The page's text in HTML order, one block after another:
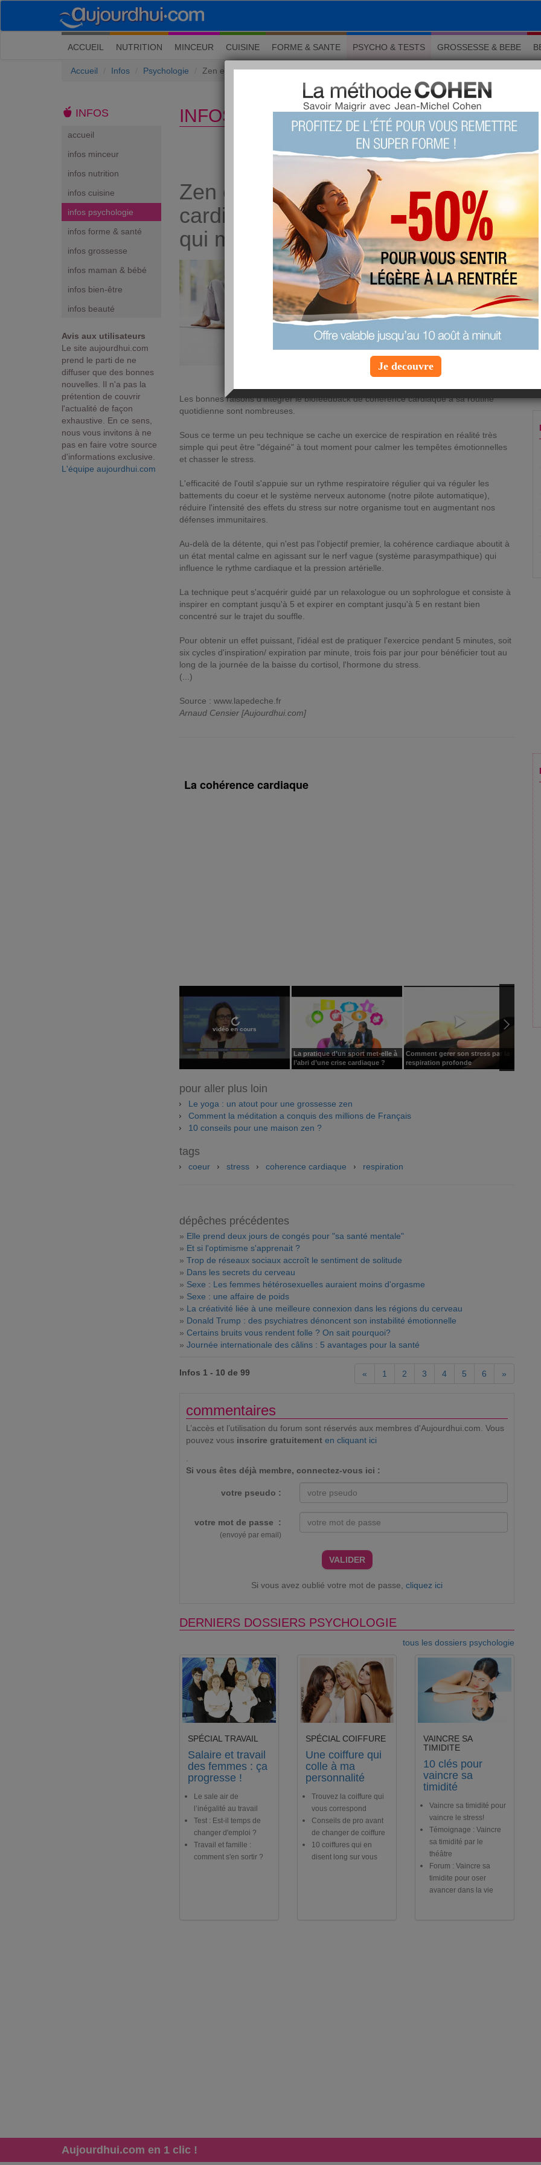
ACCUEIL (current)
NUTRITION MINCEUR CUISINE FORME & SANTE PSYCHO & TESTS GROSSESSE & BEBE
Accueil Infos Psychologie Zen en 2018 : la cohérence cardiaque, l'exercice de respiration qui met le stress KO
INFOS
accueil
infos minceur
infos nutrition
infos cuisine
infos psychologie
infos forme & santé
infos grossesse
infos maman & bébé
infos bien-être
infos beauté
Avis aux utilisateurs
Le site aujourdhui.com
prend le parti de ne
diffuser que des bonnes
nouvelles. Il n'a pas la
prétention de couvrir
l'actualité de façon
exhaustive. En ce sens,
nous vous invitons à ne
pas en faire votre source
d'informations exclusive.
L'équipe aujourdhui.com
INFOS PSYCHOLOGIE
Zen en 2018 : la cohérence
cardiaque, l'exercice de respiration
qui met le stress KO
Si mieux gérer votre stress est l'un de vos
objectifs pour cette nouvelle année, apprendre
à respirer est un moyen rapide et économique
pour y parvenir. Optez pour la cohérence
cardiaque, une méthode rythmée de
respiration précieuse pour abaisser le cortisol,
l'hormone du stress.
Mardi 2 janvier 2018 à 7:30 |
Psychologie
Les bonnes raisons d'intégrer le biofeedback de cohérence cardiaque à sa routine
quotidienne sont nombreuses.
Sous ce terme un peu technique se cache un exercice de respiration en réalité très
simple qui peut être "dégainé" à tout moment pour calmer les tempêtes émotionnelles
et chasser le stress.
L'efficacité de l'outil s'appuie sur un rythme respiratoire régulier qui va réguler les
battements du coeur et le système nerveux autonome (notre pilote automatique),
réduire l'intensité des effets du stress sur notre organisme tout en augmentant nos
défenses immunitaires.
Au-delà de la détente, qui n'est pas l'objectif premier, la cohérence cardiaque aboutit à
un état mental calme en agissant sur le nerf vague (système parasympathique) qui
influence le rythme cardiaque et la pression artérielle.
La technique peut s'acquérir guidé par un relaxologue ou un sophrologue et consiste à
inspirer en comptant jusqu'à 5 et expirer en comptant jusqu'à 5 en restant bien
concentré sur le trajet du souffle.
Pour obtenir un effet puissant, l'idéal est de pratiquer l'exercice pendant 5 minutes, soit
six cycles d'inspiration/ expiration par minute, trois fois par jour pour bénéficier tout au
long de la journée de la baisse du cortisol, l'hormone du stress.
(...)
Source : www.lapedeche.fr
Arnaud Censier [Aujourdhui.com]
La cohérence cardiaque
vidéo en cours
La pratique d’un sport met-elle à
l’abri d’une crise cardiaque ?
Comment gerer son stress par la
respiration profonde
pour aller plus loin
Le yoga : un atout pour une grossesse zen
Comment la méditation a conquis des millions de Français
10 conseils pour une maison zen ?
tags
coeur stress coherence cardiaque respiration
dépêches précédentes
» Elle prend deux jours de congés pour "sa santé mentale"
» Et si l'optimisme s'apprenait ?
» Trop de réseaux sociaux accroît le sentiment de solitude
» Dans les secrets du cerveau
» Sexe : Les femmes hétérosexuelles auraient moins d'orgasme
» Sexe : une affaire de poids
» La créativité liée à une meilleure connexion dans les régions du cerveau
» Donald Trump : des psychiatres dénoncent son instabilité émotionnelle
» Certains bruits vous rendent folle ? On sait pourquoi?
» Journée internationale des câlins : 5 avantages pour la santé
Infos 1 - 10 de 99 « 1 2 3 4 5 6 »
commentaires
L’accès et l’utilisation du forum sont réservés aux membres d'Aujourdhui.com. Vous
pouvez vous inscrire gratuitement en cliquant ici
Si vous êtes déjà membre, connectez-vous ici :
votre pseudo :
votre mot de passe :
(envoyé par email)
VALIDER
Si vous avez oublié votre mot de passe, cliquez ici
DERNIERS DOSSIERS PSYCHOLOGIE
tous les dossiers psychologie
SPÉCIAL TRAVAIL
Salaire et travail
des femmes : ça
progresse !
Le sale air de
l’inégalité au travail
Test : Est-il temps de
changer d'emploi ?
Travail et famille :
comment s'en sortir ?
SPÉCIAL COIFFURE
Une coiffure qui
colle à ma
personnalité
Trouvez la coiffure qui
vous correspond
Conseils de pro avant
de changer de coiffure
10 coiffures qui en
disent long sur vous
VAINCRE SA
TIMIDITE
10 clés pour
vaincre sa
timidité
Vaincre sa timidité pour
vaincre le stress!
Témoignage : Vaincre
sa timidité par le
théâtre
Forum : Vaincre sa
timidite pour oser
avancer dans la vie
Aujourdhui.com en 1 clic !
Je decouvre